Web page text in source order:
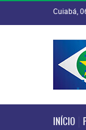
Cuiabá,
INÍCIO
INÍCIO